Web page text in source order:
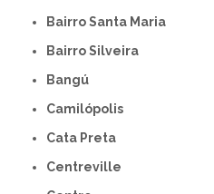
Bairro Santa Maria
Bairro Silveira
Bangú
Camilópolis
Cata Preta
Centreville